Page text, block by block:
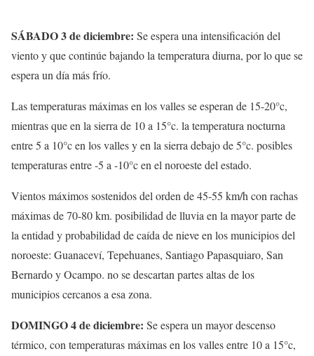
SÁBADO 3 de diciembre: Se espera una intensificación del
viento y que continúe bajando la temperatura diurna, por lo que se
espera un día más frío.
Las temperaturas máximas en los valles se esperan de 15-20°c,
mientras que en la sierra de 10 a 15°c. la temperatura nocturna
entre 5 a 10°c en los valles y en la sierra debajo de 5°c. posibles
temperaturas entre -5 a -10°c en el noroeste del estado.
Vientos máximos sostenidos del orden de 45-55 km/h con rachas
máximas de 70-80 km. posibilidad de lluvia en la mayor parte de
la entidad y probabilidad de caída de nieve en los municipios del
noroeste: Guanaceví, Tepehuanes, Santiago Papasquiaro, San
Bernardo y Ocampo. no se descartan partes altas de los
municipios cercanos a esa zona.
DOMINGO 4 de diciembre: Se espera un mayor descenso
térmico, con temperaturas máximas en los valles entre 10 a 15°c,